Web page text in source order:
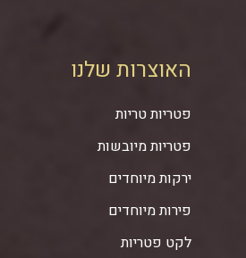
האוצרות שלנו
פטריות טריות
פטריות מיובשות
ירקות מיוחדים
פירות מיוחדים
לקט פטריות